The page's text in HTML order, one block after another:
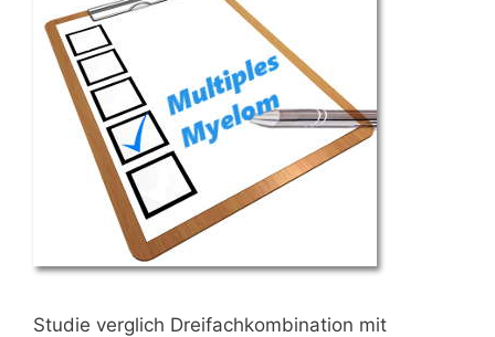
Studie verglich Dreifachkombination mit